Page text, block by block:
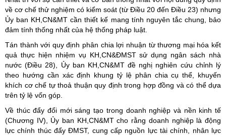
về cơ chế thử nghiệm có kiểm soát (từ Điều 20 đến Điều 23) nhưng
Ủy ban KH,CN&MT cần thiết kế mang tính nguyên tắc chung, bảo
đảm tính thống nhất của hệ thống pháp luật.
Tán thành với quy định phân chia lợi nhuận từ thương mại hóa kết
quả thực hiện nhiệm vụ KH,CN&ĐMST sử dụng ngân sách nhà
nước (Điều 28), Ủy ban KH,CN&MT đề nghị nghiên cứu chỉnh lý
theo hướng cần xác định khung tỷ lệ phân chia cụ thể, khuyến
khích cơ chế tự thoả thuận quy định trong hợp đồng và có thể dựa
trên tỷ lệ vốn góp.
Về thúc đẩy đổi mới sáng tạo trong doanh nghiệp và nền kinh tế
(Chương IV), Ủy ban KH,CN&MT cho rằng doanh nghiệp là động
lực chính thúc đẩy ĐMST, cung cấp nguồn lực tài chính, nhân lực